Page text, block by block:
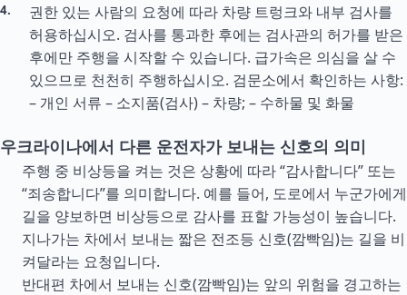
권한 있는 사람의 요청에 따라 차량 트렁크와 내부 검사를
허용하십시오. 검사를 통과한 후에는 검사관의 허가를 받은
후에만 주행을 시작할 수 있습니다. 급가속은 의심을 살 수
있으므로 천천히 주행하십시오. 검문소에서 확인하는 사항:
– 개인 서류 – 소지품(검사) – 차량; – 수하물 및 화물
우크라이나에서 다른 운전자가 보내는 신호의 의미
주행 중 비상등을 켜는 것은 상황에 따라 “감사합니다” 또는
“죄송합니다”를 의미합니다. 예를 들어, 도로에서 누군가에게
길을 양보하면 비상등으로 감사를 표할 가능성이 높습니다.
지나가는 차에서 보내는 짧은 전조등 신호(깜빡임)는 길을 비
켜달라는 요청입니다.
반대편 차에서 보내는 신호(깜빡임)는 앞의 위험을 경고하는